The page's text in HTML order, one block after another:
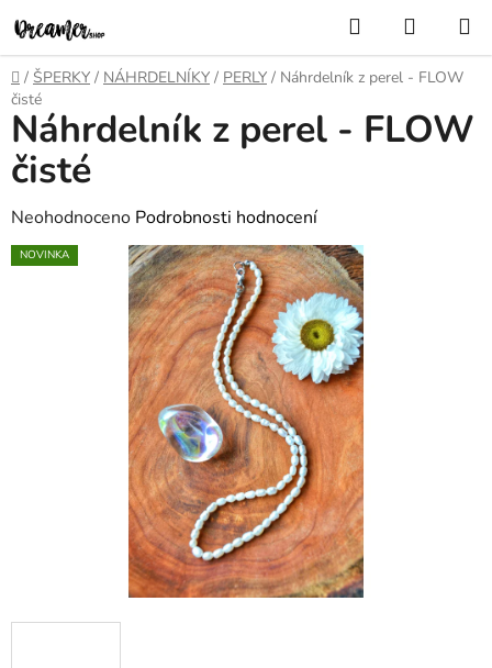
na
obsah
Hledat
KOŠÍK
Domů
/ ŠPERKY / NÁHRDELNÍKY / PERLY / Náhrdelník z perel - FLOW
čisté
Náhrdelník z perel - FLOW
čisté
Průměrné
hodnocení
Neohodnoceno Podrobnosti hodnocení
NOVINKA